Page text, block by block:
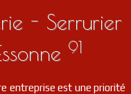
- Serrurier
91
entreprise est une priorité